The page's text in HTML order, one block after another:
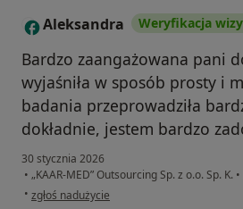
A Aleksandra Weryfikacja
Bardzo zaangażowana pani
wyjaśniła w sposób prosty i
badania przeprowadziła
dokładnie, jestem bardzo
30 stycznia 2026
• „KAAR-MED” Outsourcing Sp. z o.o. Sp. K. •
• w opinii użytkownika Aleksandra
zgłoś nadużycie